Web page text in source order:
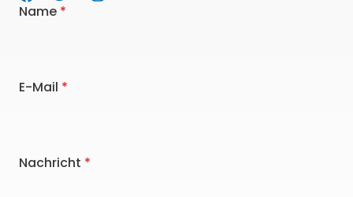
Name *
E-Mail *
Nachricht *